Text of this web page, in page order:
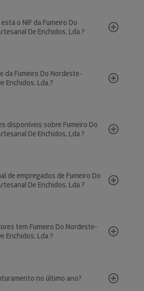
o NIF da Fumeiro Do
De Enchidos, Lda.?
da Fumeiro Do Nordeste-
Enchidos, Lda.?
disponíveis sobre Fumeiro Do
De Enchidos, Lda.?
de empregados de Fumeiro Do
De Enchidos, Lda.?
tem Fumeiro Do Nordeste-
Enchidos, Lda.?
no último ano?